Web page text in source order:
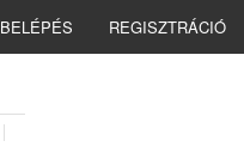
BELÉPÉS REGISZTRÁCIÓ